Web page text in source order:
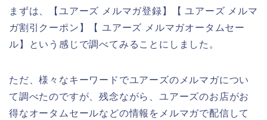
まずは、【ユアーズ メルマガ登録】【 ユアーズ メルマ
ガ割引クーポン】【 ユアーズ メルマガオータムセー
ル】という感じで調べてみることにしました。
ただ、様々なキーワードでユアーズのメルマガについ
て調べたのですが、残念ながら、ユアーズのお店がお
得なオータムセールなどの情報をメルマガで配信して